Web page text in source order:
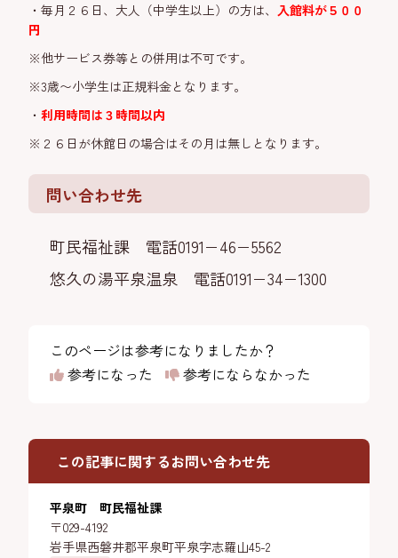
・毎月２６日、大人（中学生以上）の方は、 入館料が５００
円
※他サービス券等との併用は不可です。
※3歳〜小学生は正規料金となります。
・ 利用時間は３ 時間以内
※２６日が休館日の場合はその月は無しとなります。
問い合わせ先
町民福祉課 電話0191−46−5562
悠久の湯平泉温泉 電話0191−34−1300
このページは参考になりましたか？
参考になった
参考にならなかった
この記事に関するお問い合わせ先
平泉町 町民福祉課
〒029-4192
岩手県西磐井郡平泉町平泉字志羅山45-2